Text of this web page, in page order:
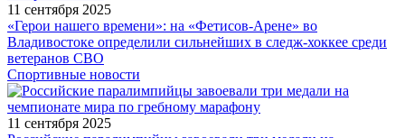
11 сентября 2025
«Герои нашего времени»: на «Фетисов-Арене» во
Владивостоке определили сильнейших в следж-хоккее среди
ветеранов СВО
Спортивные новости
11 сентября 2025